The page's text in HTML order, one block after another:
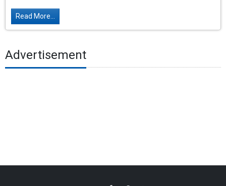
Read More...
Advertisement